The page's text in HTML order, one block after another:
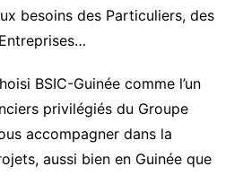
besoins des Particuliers, des
BSIC-Guinée comme l’un
privilégiés du Groupe
accompagner dans la
aussi bien en Guinée que